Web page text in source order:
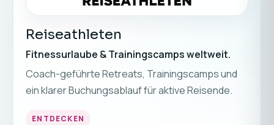
Reiseathleten
Fitnessurlaube & Trainingscamps weltweit.
Coach-geführte Retreats, Trainingscamps und
ein klarer Buchungsablauf für aktive Reisende.
ENTDECKEN